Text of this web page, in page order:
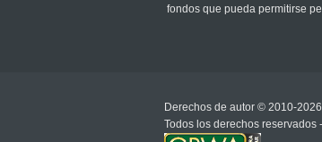
fondos que pueda permitirse
Derechos de autor © 2010-2026
Todos los derechos